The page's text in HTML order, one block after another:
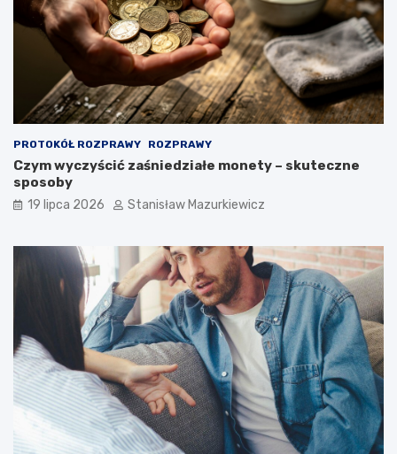
PROTOKÓŁ ROZPRAWY ROZPRAWY
Czym wyczyścić zaśniedziałe monety – skuteczne
sposoby
19 lipca 2026 Stanisław Mazurkiewicz